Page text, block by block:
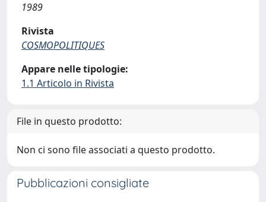
1989
Rivista
COSMOPOLITIQUES
Appare nelle tipologie:
1.1 Articolo in Rivista
File in questo prodotto:
Non ci sono file associati a questo prodotto.
Pubblicazioni consigliate